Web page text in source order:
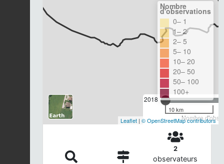
2018
Nombre
Nombre
d'observations
0– 1
1– 2
2– 5
5– 10
10– 20
20– 50
50– 100
100+
10 km
Leaflet | © OpenStreetMap contributors
2
observateurs